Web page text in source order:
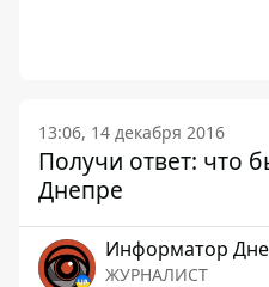
13:06, 14 декабря 2016
Получи ответ: что
Днепре
Информатор
ЖУРНАЛИСТ